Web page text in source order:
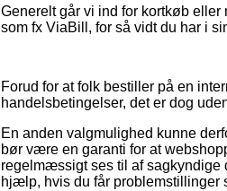
Generelt går vi ind for kortkøb
som fx ViaBill, for så vidt du har i
Forud for at folk bestiller på en
handelsbetingelser, det er dog
En anden valgmulighed kunne
bør være en garanti for at
regelmæssigt ses til af sagkyndige
hjælp, hvis du får problemstillinger